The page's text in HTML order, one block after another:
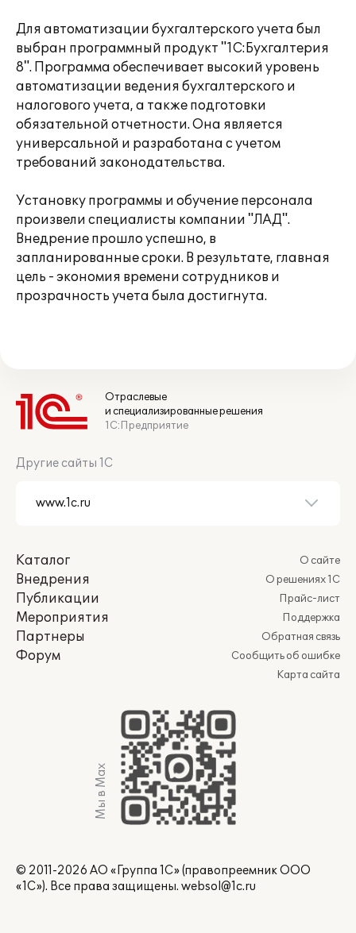
Для автоматизации бухгалтерского учета был
выбран программный продукт "1С:Бухгалтерия
8". Программа обеспечивает высокий уровень
автоматизации ведения бухгалтерского и
налогового учета, а также подготовки
обязательной отчетности. Она является
универсальной и разработана с учетом
требований законодательства.
Установку программы и обучение персонала
произвели специалисты компании "ЛАД".
Внедрение прошло успешно, в
запланированные сроки. В результате, главная
цель - экономия времени сотрудников и
прозрачность учета была достигнута.
Отраслевые
и специализированные решения
1С:Предприятие
Другие сайты 1С
Каталог
Внедрения
Публикации
Мероприятия
Партнеры
Форум
О сайте
О решениях 1С
Прайс-лист
Поддержка
Обратная связь
Сообщить об ошибке
Карта сайта
Мы в Max
© 2011-2026 АО «Группа 1С» (правопреемник ООО
«1С»). Все права защищены. websol@1c.ru